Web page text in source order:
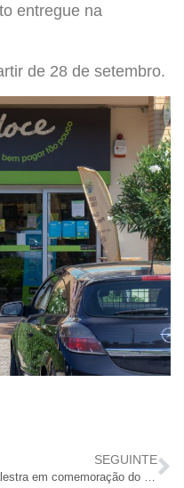
entregue na
de 28 de setembro.
SEGUINTE